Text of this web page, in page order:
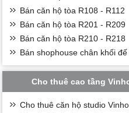
Bán căn hộ tòa R108 - R112
Bán căn hộ tòa R201 - R209
Bán căn hộ tòa R210 - R218
Bán shophouse chân khối
Cho thuê cao tầng
Cho thuê căn hộ studio